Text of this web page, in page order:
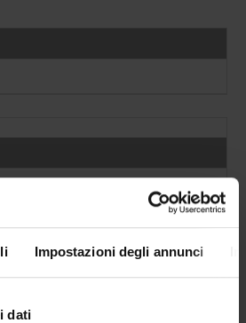
Impostazioni degli annunci
dati
professionalità del teatro di società
"sui generis". L'attività teatrale di
interpreti femminili nel Teatro di